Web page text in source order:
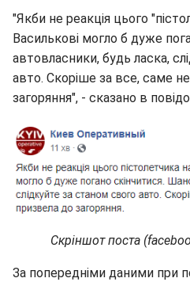
"Якби не реакція цього
Василькові могло б дуже
автовласники, будь ласка,
авто. Скоріше за все, саме
загоряння", - сказано в
Скріншот поста
За попередніми даними при